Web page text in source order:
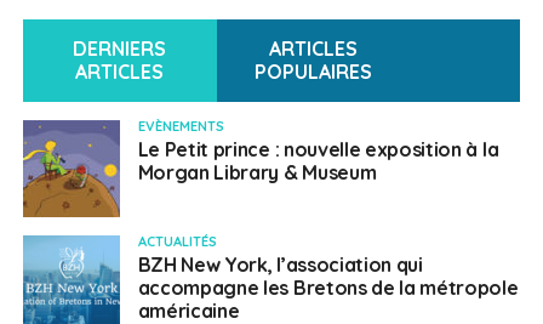
DERNIERS
ARTICLES
ARTICLES
POPULAIRES
EVÈNEMENTS
Le Petit prince : nouvelle exposition à la
Morgan Library & Museum
ACTUALITÉS
BZH New York, l’association qui
accompagne les Bretons de la métropole
américaine